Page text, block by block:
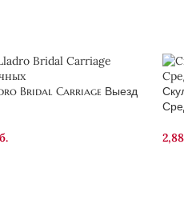
Bridal Carriage Выезд